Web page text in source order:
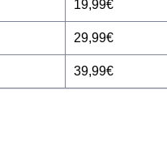
19,99€
29,99€
39,99€